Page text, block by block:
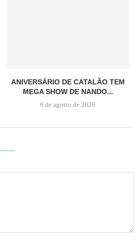
ANIVERSÁRIO DE CATALÃO TEM
MEGA SHOW DE NANDO...
6 de agosto de 2026